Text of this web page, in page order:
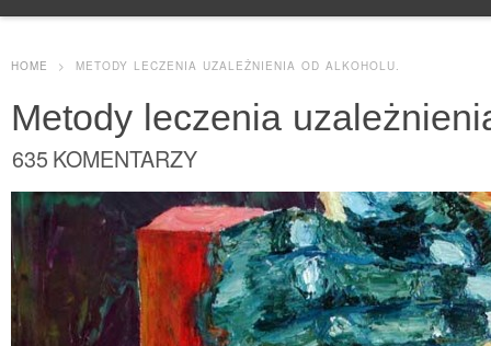
HOME > METODY LECZENIA UZALEŻNIENIA OD ALKOHOLU.
Metody leczenia
635 KOMENTARZY